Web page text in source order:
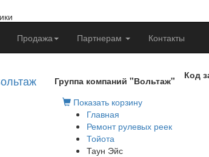
Продажа Партнерам Контакты
Группа компаний "Вольтаж"
Код
Показать корзину
Главная
Ремонт рулевых реек
Тойота
Таун Эйс